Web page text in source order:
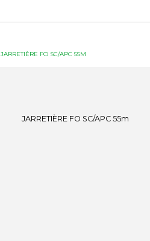
JARRETIÈRE FO SC/APC 55M